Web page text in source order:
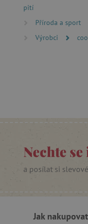
pití
Příroda a sport
Výrobci
Nechte
a posílat si
Jak nakupovat